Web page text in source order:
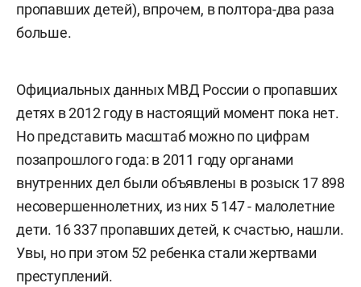
пропавших детей), впрочем, в полтора-два раза
больше.
Официальных данных МВД России о пропавших
детях в 2012 году в настоящий момент пока нет.
Но представить масштаб можно по цифрам
позапрошлого года: в 2011 году органами
внутренних дел были объявлены в розыск 17 898
несовершеннолетних, из них 5 147 - малолетние
дети. 16 337 пропавших детей, к счастью, нашли.
Увы, но при этом 52 ребенка стали жертвами
преступлений.